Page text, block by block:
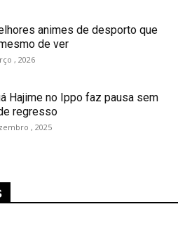
animes de desporto que
de ver
, 2026
Hajime no Ippo faz pausa sem
regresso
, 2025